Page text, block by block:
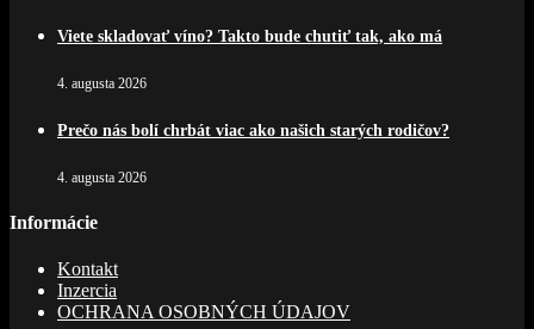
Viete skladovať víno? Takto bude chutiť tak, ako má
4. augusta 2026
Prečo nás bolí chrbát viac ako našich starých rodičov?
4. augusta 2026
Informácie
Kontakt
Inzercia
OCHRANA OSOBNÝCH ÚDAJOV